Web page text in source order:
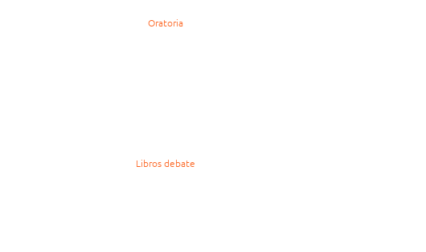
Oratoria
Libros debate